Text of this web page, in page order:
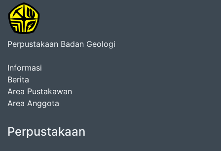
Perpustakaan Badan Geologi
Informasi
Berita
Area Pustakawan
Area Anggota
Perpustakaan